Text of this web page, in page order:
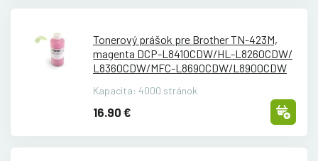
Tonerový prášok pre Brother TN-423M,
magenta DCP-L8410CDW/HL-L8260CDW/
L8360CDW/MFC-L8690CDW/L8900CDW
Kapacita: 4000 stránok
16.90 €